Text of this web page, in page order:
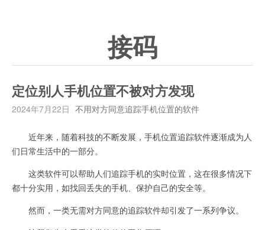
接码
定位别人手机位置不被对方发现
2024年7月22日 不用对方同意追踪手机位置的软件
近年来，随着科技的不断发展，手机位置追踪软件逐渐成为人
们日常生活中的一部分。
这类软件可以帮助人们追踪手机的实时位置，这在很多情况下
都十分实用，如找回丢失的手机、保护自己的安全等。
然而，一类无需对方同意的追踪软件却引发了一系列争议。